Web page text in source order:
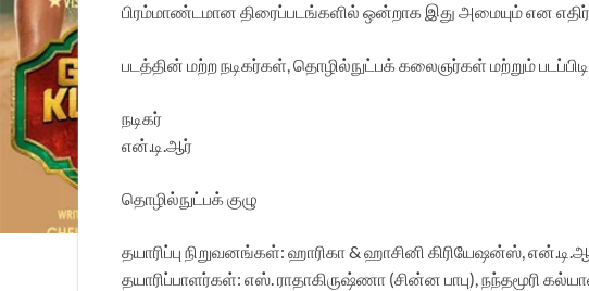
பிரம்மாண்டமான திரைப்படங்களில் ஒன்றாக இது அமையும் என
படத்தின் மற்ற நடிகர்கள், தொழில்நுட்பக் கலைஞர்கள் மற்றும்
நடிகர்
என்.டி.ஆர்
தொழில்நுட்பக் குழு
தயாரிப்பு நிறுவனங்கள்: ஹாரிகா & ஹாசினி கிரியேஷன்ஸ்,
தயாரிப்பாளர்கள்: எஸ். ராதாகிருஷ்ணா (சின்ன பாபு), நந்தமூரி